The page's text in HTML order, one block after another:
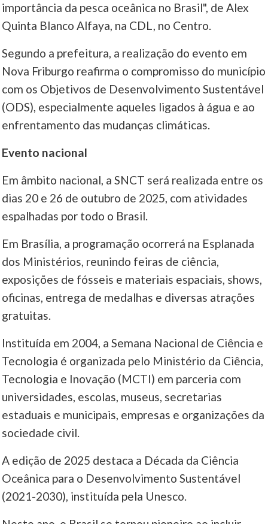
importância da pesca oceânica no Brasil", de Alex
Quinta Blanco Alfaya, na CDL, no Centro.
Segundo a prefeitura, a realização do evento em
Nova Friburgo reafirma o compromisso do município
com os Objetivos de Desenvolvimento Sustentável
(ODS), especialmente aqueles ligados à água e ao
enfrentamento das mudanças climáticas.
Evento nacional
Em âmbito nacional, a SNCT será realizada entre os
dias 20 e 26 de outubro de 2025, com atividades
espalhadas por todo o Brasil.
Em Brasília, a programação ocorrerá na Esplanada
dos Ministérios, reunindo feiras de ciência,
exposições de fósseis e materiais espaciais, shows,
oficinas, entrega de medalhas e diversas atrações
gratuitas.
Instituída em 2004, a Semana Nacional de Ciência e
Tecnologia é organizada pelo Ministério da Ciência,
Tecnologia e Inovação (MCTI) em parceria com
universidades, escolas, museus, secretarias
estaduais e municipais, empresas e organizações da
sociedade civil.
A edição de 2025 destaca a Década da Ciência
Oceânica para o Desenvolvimento Sustentável
(2021-2030), instituída pela Unesco.